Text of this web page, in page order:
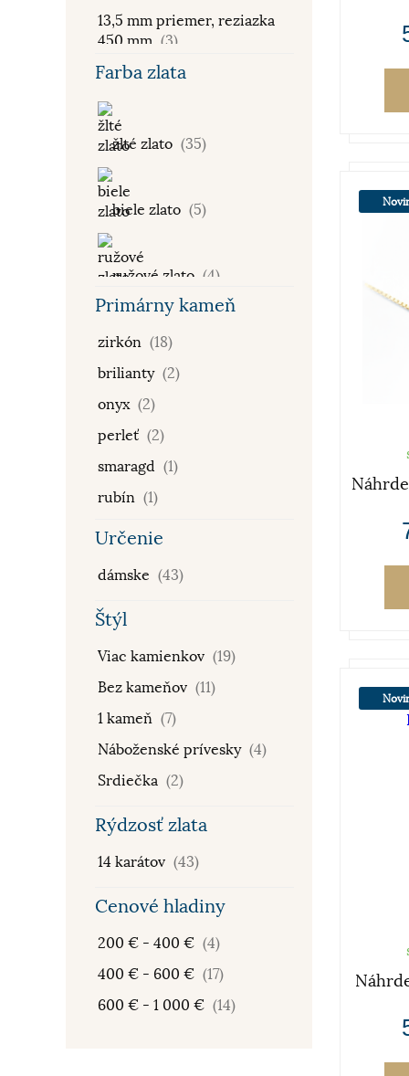
13,5 mm priemer, reziazka
450 mm (3)
27 mm + 420 mm mm
42-45 cm mm
43-45 cm mm (1)
400 mm
420 mm
430 mm
(19)
480 mm (1)
480 mm mm
500 mm
Farba zlata
žlté zlato (35)
biele zlato (5)
ružové zlato (4)
Primárny kameň
zirkón (18)
brilianty (2)
onyx (2)
perleť (2)
smaragd (1)
rubín (1)
malachit
Určenie
dámske (43)
Štýl
Viac kamienkov (19)
Bez kameňov (11)
1 kameň (7)
Náboženské prívesky (4)
Srdiečka (2)
Rýdzosť zlata
14 karátov (43)
Cenové hladiny
200 € - 400 € (4)
400 € - 600 € (17)
600 € - 1 000 € (14)